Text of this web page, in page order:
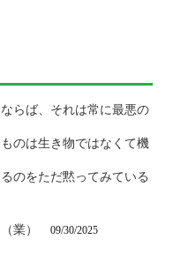
らば、それは常に最悪の
のは生き物ではなくて機
のをただ黙ってみている
業） 09/30/2025